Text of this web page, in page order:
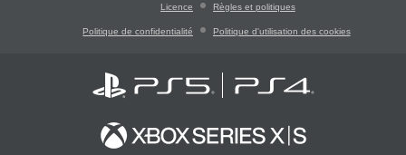
Licence Règles et politiques
Politique de confidentialité Politique d'utilisation des cookies